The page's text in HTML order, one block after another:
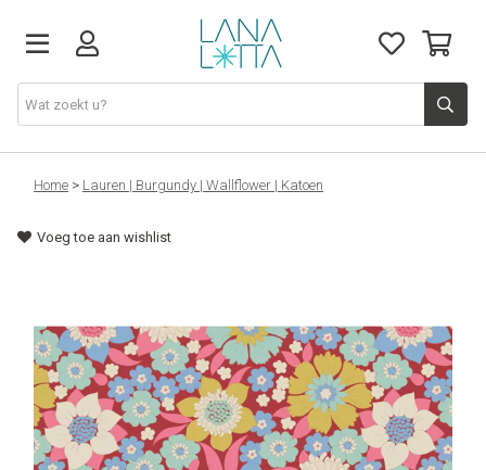
Stoffen
Fournituren
Patronen
Naaimachines
Home > Lauren | Burgundy | Wallflower | Katoen
Voeg toe aan wishlist